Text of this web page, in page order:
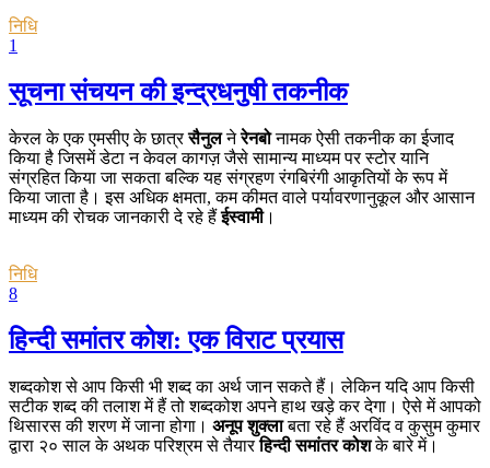
निधि
1
सूचना संचयन की इन्द्रधनुषी तकनीक
केरल के एक एमसीए के छात्रसैनुलनेरेनबोनामक ऐसी तकनीक का ईजाद
किया है जिसमें डेटा न केवल कागज़ जैसे सामान्य माध्यम पर स्टोर यानि
संग्रहित किया जा सकता बल्कि यह संग्रहण रंगबिरंगी आकृतियों के रूप में
किया जाता है। इस अधिक क्षमता, कम कीमत वाले पर्यावरणानुकूल और आसान
माध्यम की रोचक जानकारी दे रहे हैंईस्वामी।
निधि
8
हिन्दी समांतर कोश: एक विराट प्रयास
शब्दकोश से आप किसी भी शब्द का अर्थ जान सकते हैं। लेकिन यदि आप किसी
सटीक शब्द की तलाश में हैं तो शब्दकोश अपने हाथ खड़े कर देगा। ऐसे में आपको
थिसारस की शरण में जाना होगा। अनूप शुक्लाबता रहे हैं अरविंद व कुसुम कुमार
द्वारा २० साल के अथक परिश्रम से तैयारहिन्दी समांतर कोशके बारे में।